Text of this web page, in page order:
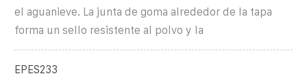
el aguanieve. La junta de goma alrededor de la tapa
forma un sello resistente al polvo y la
EPES233